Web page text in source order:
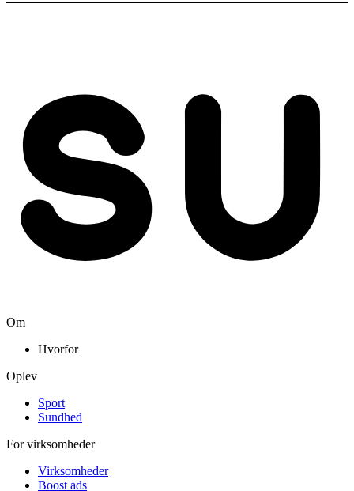
Om
Hvorfor
Oplev
Sport
Sundhed
For virksomheder
Virksomheder
Boost ads